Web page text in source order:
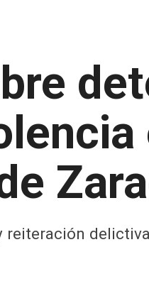
reiteración delictiva